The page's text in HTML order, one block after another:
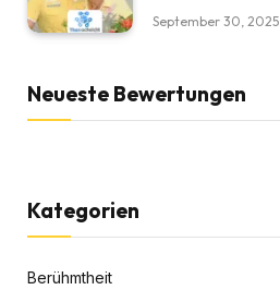
September 30, 2025
Neueste Bewertungen
Kategorien
Berühmtheit